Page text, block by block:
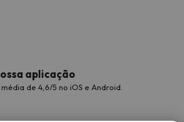
aplicação
de 4,6/5 no iOS e Android.